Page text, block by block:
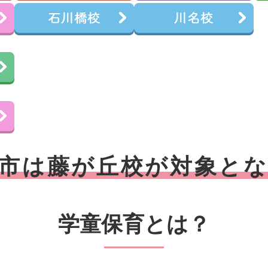
は藤が丘校が対象と
学童保育とは？